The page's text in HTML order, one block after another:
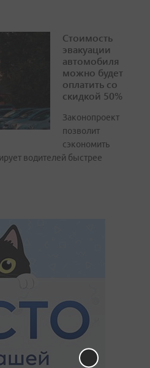
Стоимость
эвакуации
автомобиля
можно будет
оплатить со
скидкой 50%
Законопроект
позволит
сэкономить
водителей быстрее